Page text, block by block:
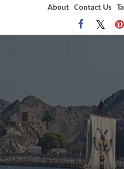
About Contact Us